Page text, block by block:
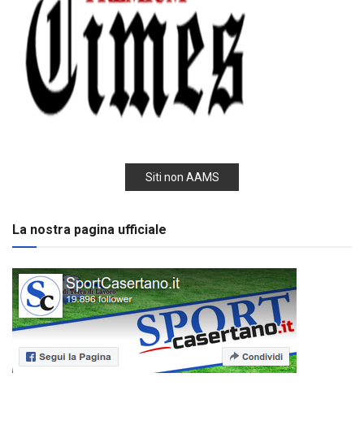
Siti non AAMS
La nostra pagina ufficiale